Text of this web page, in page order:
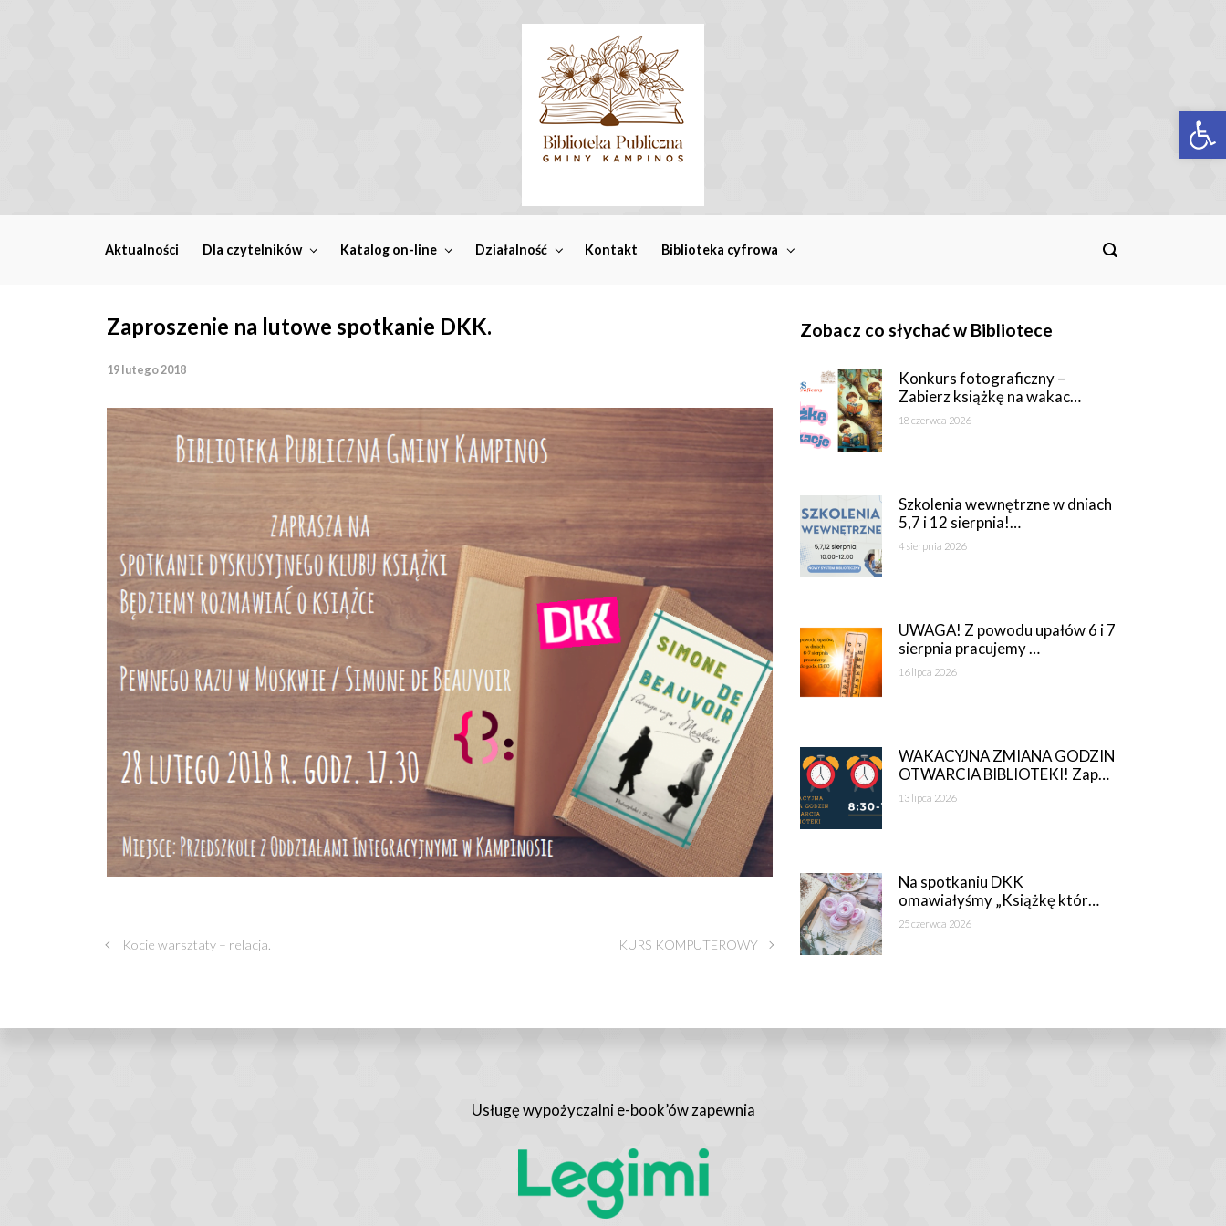
Aktualności Dla czytelników Katalog on-line Działalność Kontakt Biblioteka cyfrowa
Zaproszenie na lutowe spotkanie DKK.
19 lutego 2018
Kocie warsztaty – relacja. KURS KOMPUTEROWY
Zobacz co słychać w Bibliotece
Konkurs fotograficzny –
Zabierz książkę na wakac…
18 czerwca 2026
Szkolenia wewnętrzne w dniach
5,7 i 12 sierpnia!…
4 sierpnia 2026
UWAGA! Z powodu upałów 6 i 7
sierpnia pracujemy …
16 lipca 2026
WAKACYJNA ZMIANA GODZIN
OTWARCIA BIBLIOTEKI! Zap…
13 lipca 2026
Na spotkaniu DKK
omawiałyśmy „Książkę któr…
25 czerwca 2026
Usługę wypożyczalni e-book’ów zapewnia